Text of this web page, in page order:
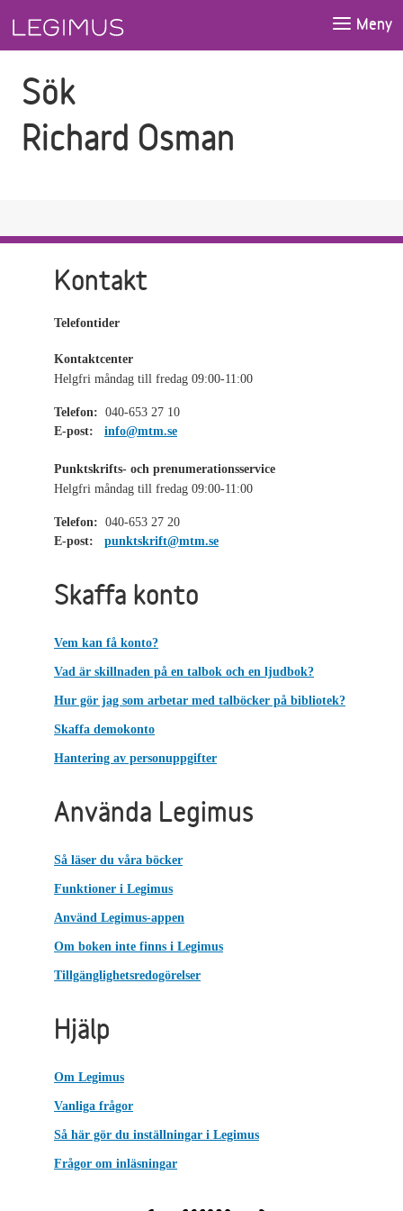
Meny
Sök
Richard Osman
Kontakt
Telefontider
Kontaktcenter
Helgfri måndag till fredag 09:00-11:00
Telefon: 040-653 27 10
E-post:
info@mtm.se
Punktskrifts- och prenumerationsservice
Helgfri måndag till fredag 09:00-11:00
Telefon: 040-653 27 20
E-post:
punktskrift@mtm.se
Skaffa konto
Vem kan få konto?
Vad är skillnaden på en talbok och en ljudbok?
Hur gör jag som arbetar med talböcker på bibliotek?
Skaffa demokonto
Hantering av personuppgifter
Använda Legimus
Så läser du våra böcker
Funktioner i Legimus
Använd Legimus-appen
Om boken inte finns i Legimus
Tillgänglighetsredogörelser
Hjälp
Om Legimus
Vanliga frågor
Så här gör du inställningar i Legimus
Frågor om inläsningar